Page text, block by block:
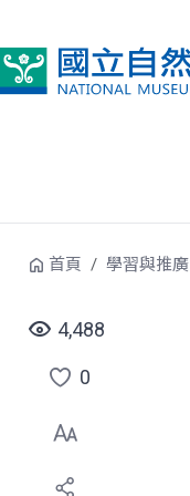
首頁 學習與推廣
4,488
點
選
喜
0